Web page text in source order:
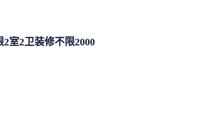
室2卫装修不限2000